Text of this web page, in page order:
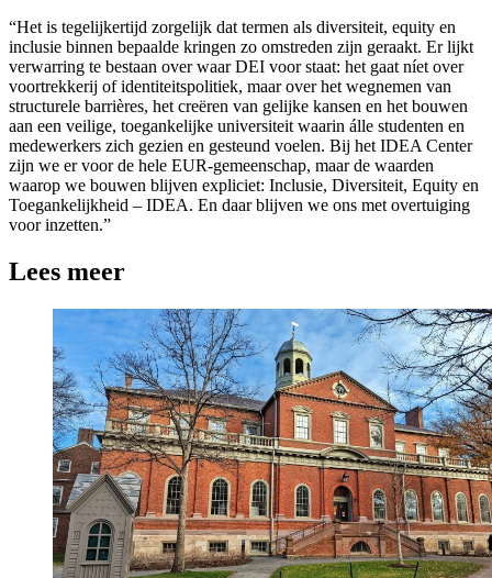
“Het is tegelijkertijd zorgelijk dat termen als diversiteit, equity en
inclusie binnen bepaalde kringen zo omstreden zijn geraakt. Er lijkt
verwarring te bestaan over waar DEI voor staat: het gaat níet over
voortrekkerij of identiteitspolitiek, maar over het wegnemen van
structurele barrières, het creëren van gelijke kansen en het bouwen
aan een veilige, toegankelijke universiteit waarin álle studenten en
medewerkers zich gezien en gesteund voelen. Bij het IDEA Center
zijn we er voor de hele EUR-gemeenschap, maar de waarden
waarop we bouwen blijven expliciet: Inclusie, Diversiteit, Equity en
Toegankelijkheid – IDEA. En daar blijven we ons met overtuiging
voor inzetten.”
Lees meer